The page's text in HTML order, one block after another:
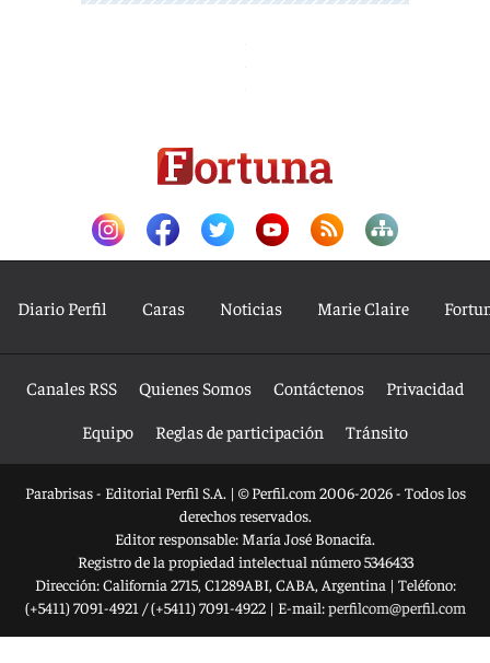
Diario Perfil Caras Noticias Marie Claire
Canales RSS Quienes Somos Contáctenos
Privacidad
Equipo
Reglas de participación Tránsito
Parabrisas - Editorial Perfil S.A. | © Perfil.com 2006-2026 - Todos los
derechos reservados.
Editor responsable: María José Bonacifa.
Registro de la propiedad intelectual número 5346433
Dirección:California 2715, C1289ABI, CABA, Argentina | Teléfono:
(+5411) 7091-4921 /(+5411) 7091-4922| E-mail:perfilcom@perfil.com